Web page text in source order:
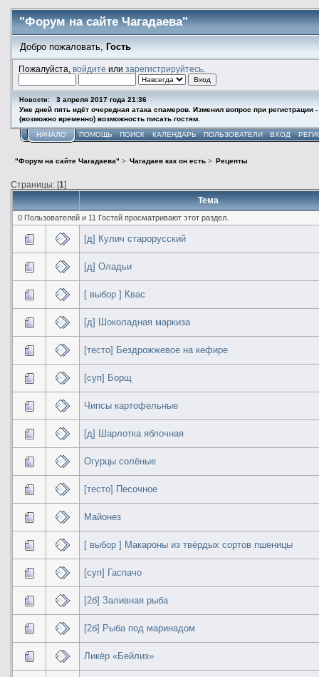
"Форум на сайте Чагадаева"
Добро пожаловать, Гость
Пожалуйста, войдите или зарегистрируйтесь.
Новости:
3 апреля 2017 года 21:36
Уже дней пять идёт очередная атака спамеров. Изменил вопрос при регистрации
(возможно временно) возможность писать гостям.
НАЧАЛО ПОМОЩЬ ПОИСК КАЛЕНДАРЬ ПОЛЬЗОВАТЕЛИ ВХОД
"Форум на сайте Чагадаева" > Чагадаев как он есть > Рецепты
Страницы: [1]
Тема
0 Пользователей и 11 Гостей просматривают этот раздел.
[д] Кулич старорусский
[д] Оладьи
[ выбор ] Квас
[д] Шоколадная маркиза
[тесто] Бездрожжевое на кефире
[суп] Борщ
Чипсы картофельные
[д] Шарлотка яблочная
Огурцы солёные
[тесто] Песочное
Майонез
[ выбор ] Макароны из твёрдых сортов пшеницы
[суп] Гаспачо
[2б] Заливная рыба
[2б] Рыба под маринадом
Ликёр «Бейлиз»